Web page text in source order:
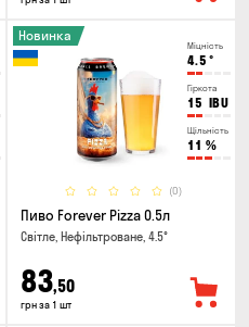
Міцність
4.5 °
Гіркота
15 IBU
Щільність
11 %
(0)
Новинка
Пиво Forever Pizza 0.5л
Світле, Нефільтроване, 4.5°
83,50
грн за 1 шт